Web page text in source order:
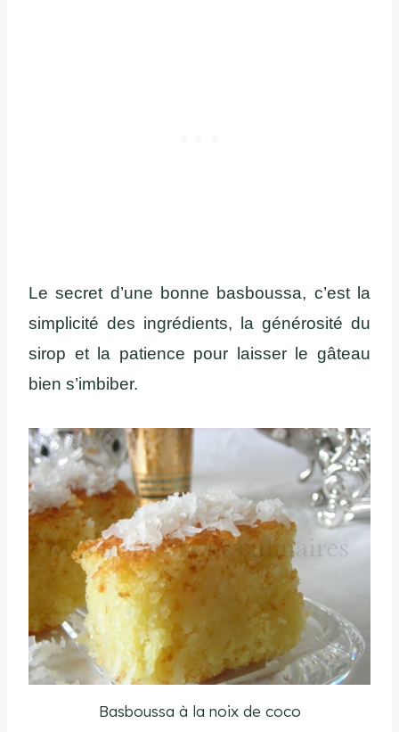
Le secret d’une bonne basboussa, c’est la
simplicité des ingrédients, la générosité du
sirop et la patience pour laisser le gâteau
bien s’imbiber.
Basboussa à la noix de coco